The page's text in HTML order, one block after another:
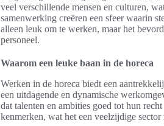
veel verschillende mensen en culturen,
samenwerking creëren een sfeer waarin
alleen leuk om te werken, maar het
personeel.
Waarom een leuke baan in de horeca
Werken in de horeca biedt een
een uitdagende en dynamische
dat talenten en ambities goed tot hun
kenmerken, wat het een veelzijdige sector